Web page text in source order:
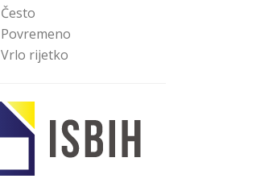
Često
Povremeno
Vrlo rijetko